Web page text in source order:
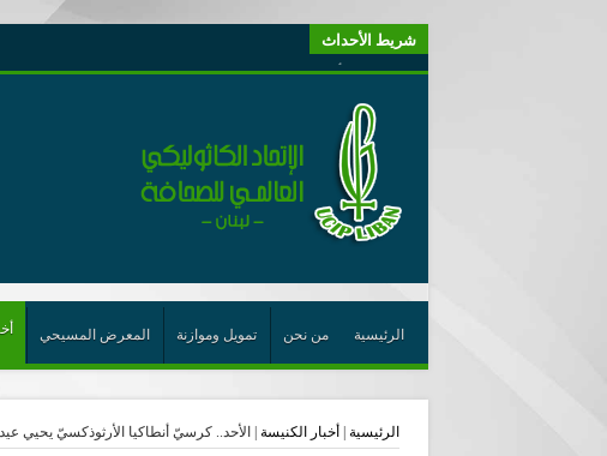
شريط الأحداث
“لبنانيون من أجل الكيان” (اتحاد اورا) : طرح رئيس الجمهورية حول
“الوحدة في التعدّد: إعادة بناء الديمقراطيّة التوافقيّة في لبنان”
يتبع في معنى الأعجوبة
ترشيح أسعد جوان لجائزة نوبل يعزّز تثبيت
احتفالات عيد القديس شربل تتواصل في بقاعكفرا…
الأعجوبة في المسيحيّة: معنًى وحدًّا
من يختصر الله يجعل الدين خطرًا
أيّ عيش مشترك نريد؟
الرئيسية من نحن تمويل وموازنة المعرض المسيحي
الرئيسية أخبار الكنيسة الأحد.. كرسيّ أنطاكيا الأرثوذكسيّ يحيي